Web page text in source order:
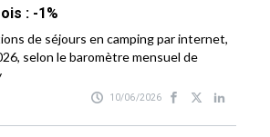
: -1%
de séjours en camping par internet,
selon le baromètre mensuel de
10/06/2026